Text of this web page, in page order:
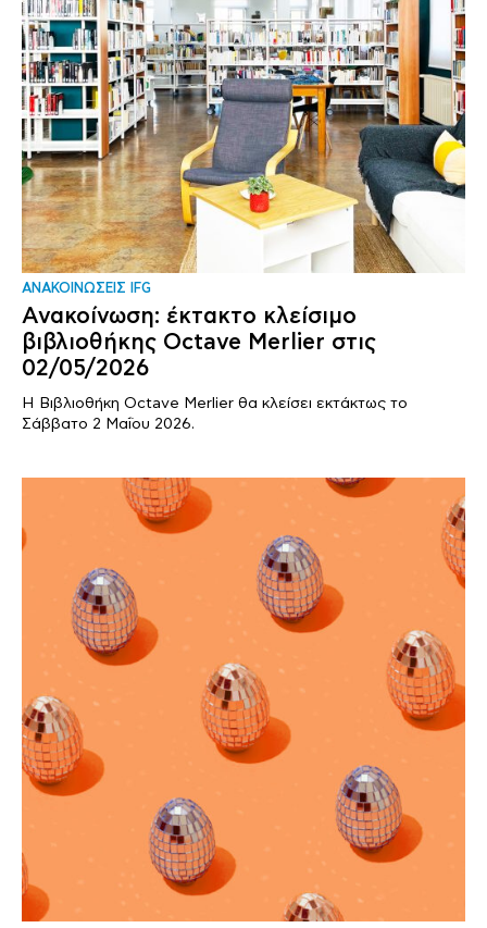
ΑΝΑΚΟΙΝΩΣΕΙΣ IFG
Ανακοίνωση: έκτακτο κλείσιμο
βιβλιοθήκης Octave Merlier στις
02/05/2026
Η Βιβλιοθήκη Octave Merlier θα κλείσει εκτάκτως το
Σάββατο 2 Μαΐου 2026.